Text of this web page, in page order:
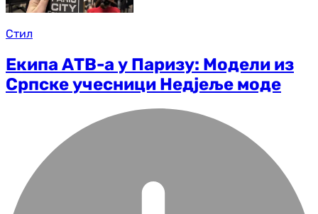
Стил
Екипа АТВ-а у Паризу: Модели из
Српске учесници Недјеље моде